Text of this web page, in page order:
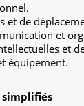
et de
et
et
équipement.
simplifiés